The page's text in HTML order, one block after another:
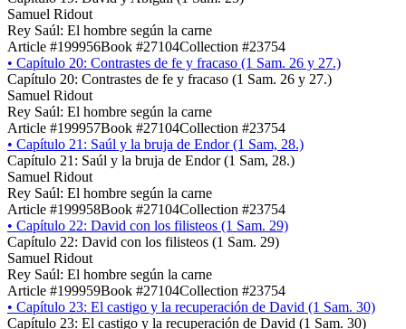
Samuel Ridout
Rey Saúl: El hombre según la carne
Article #199956Book #27104Collection #23754
• Capítulo 20: Contrastes de fe y fracaso (1 Sam. 26 y 27.)
Capítulo 20: Contrastes de fe y fracaso (1 Sam. 26 y 27.)
Samuel Ridout
Rey Saúl: El hombre según la carne
Article #199957Book #27104Collection #23754
• Capítulo 21: Saúl y la bruja de Endor (1 Sam, 28.)
Capítulo 21: Saúl y la bruja de Endor (1 Sam, 28.)
Samuel Ridout
Rey Saúl: El hombre según la carne
Article #199958Book #27104Collection #23754
• Capítulo 22: David con los filisteos (1 Sam. 29)
Capítulo 22: David con los filisteos (1 Sam. 29)
Samuel Ridout
Rey Saúl: El hombre según la carne
Article #199959Book #27104Collection #23754
• Capítulo 23: El castigo y la recuperación de David (1 Sam. 30)
Capítulo 23: El castigo y la recuperación de David (1 Sam. 30)